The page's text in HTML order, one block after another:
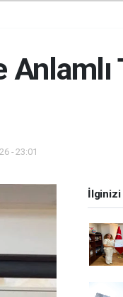
- 23:01
İlginizi